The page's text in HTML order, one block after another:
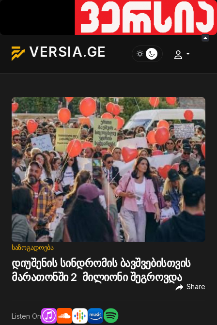
VERSIA.GE
ᲡᲐᲖᲝᲒᲐᲓᲝᲔᲑᲐ
დიუშენის სინდრომის ბავშვებისთვის
მარათონში 2 მილიონი შეგროვდა
Share
Listen On